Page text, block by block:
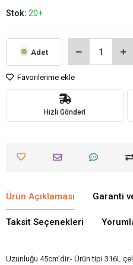
Stok: 20+
Adet
Favorilerime ekle
Hızlı Gönderi
Ürün Açıklaması Garanti
Taksit Seçenekleri
Uzunluğu 45cm’dir.- Ürün tipi 316L